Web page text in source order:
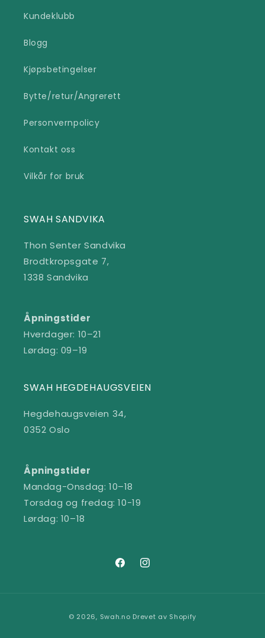
Kundeklubb
Blogg
Kjøpsbetingelser
Bytte/retur/Angrerett
Personvernpolicy
Kontakt oss
Vilkår for bruk
SWAH SANDVIKA
Thon Senter Sandvika
Brodtkropsgate 7,
1338 Sandvika
Åpningstider
Hverdager: 10–21
Lørdag: 09–19
SWAH HEGDEHAUGSVEIEN
Hegdehaugsveien 34,
0352 Oslo
Åpningstider
Mandag-Onsdag: 10–18
Torsdag og fredag: 10-19
Lørdag: 10–18
FacebookInstagram
© 2026, Swah.no Drevet av Shopify